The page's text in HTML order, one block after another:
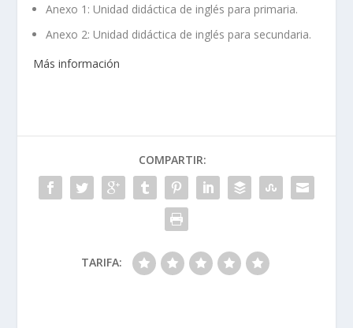
Anexo 1: Unidad didáctica de inglés para primaria.
Anexo 2: Unidad didáctica de inglés para secundaria.
Más información
COMPARTIR:
TARIFA: